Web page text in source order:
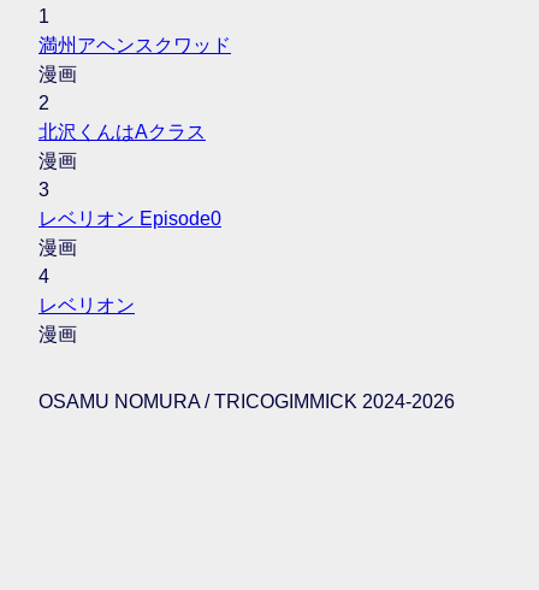
1
満州アヘンスクワッド
漫画
2
北沢くんはAクラス
漫画
3
レベリオン Episode0
漫画
4
レベリオン
漫画
OSAMU NOMURA / TRICOGIMMICK 2024-2026